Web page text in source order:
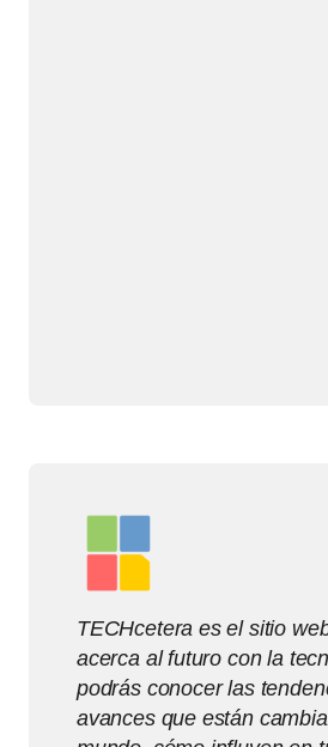
TECHcetera es el sitio
acerca al futuro con la
podrás conocer las
avances que están